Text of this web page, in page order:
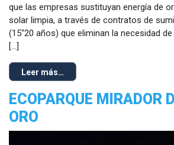
que las empresas sustituyan energía de
solar limpia, a través de contratos de
(15“20 años) que eliminan la necesidad
[…]
Leer más…
ECOPARQUE MIRADOR
ORO